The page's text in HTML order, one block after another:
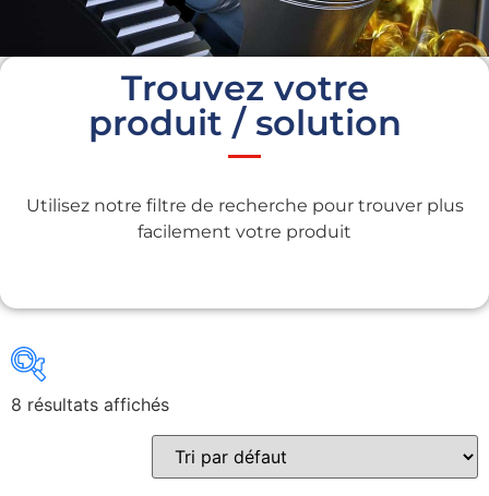
Trouvez votre
produit / solution
Utilisez notre filtre de recherche pour trouver plus
facilement votre produit
Gains recherchés
Gains recherchés
8 résultats affichés